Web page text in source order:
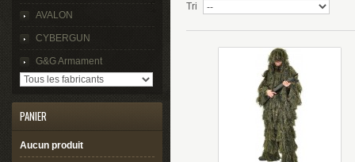
AVALON
CYBERGUN
G&G Armament
PANIER
Aucun produit
Tri